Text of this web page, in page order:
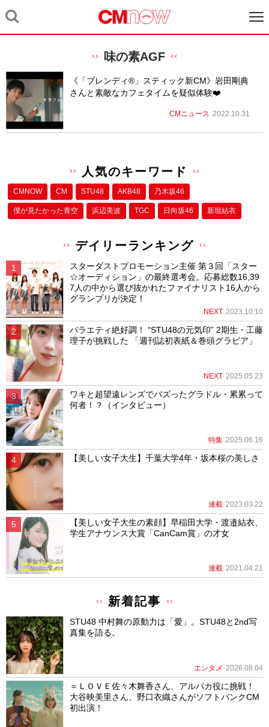
味の素AGF
《「ブレンディ®」スティック新CM》岩田剛典
さんと素敵なカフェタイムを疑似体験❤️
CMニュース 2022.10.31
人気のキーワード
CMNOW CM STU48 AKB48 乃木坂46
僕が⾒たかった⻘空 浜辺美波 TGC 日向坂46 新垣結衣
デイリーランキング
スターダストプロモーション主催 第３回「スター
☆オーディション」の最終選考会。応募総数16,39
7人の中から選び抜かれたファイナリスト16人から
グランプリが決定！
NEXT 2023.10.10
バラエティ絶好調！ “STU48の元気印” 2期生・工藤
理子が挑戦した 「週刊誌初表紙＆巻頭グラビア」
NEXT 2025.05.23
ワキと超望遠レンズでバズったグラドル・累累って
何者！？（インタビュー）
特集 2025.06.16
【美しい女子大生】千葉大学4年・坂本桜の美しさ
連載 2023.03.22
【美しい女子大生の素顔】早稲田大学・渡邉結衣、
学生アナウンス大賞「CanCam賞」の才女
連載 2021.04.21
新着記事
STU48 中村舞の原動力は「愛」。STU48と2nd写
真集を語る。
エンタメ 2026.08.04
＝ＬＯＶＥ佐々木舞香さん、アルパカ役に挑戦！
大谷映美里さん、野口衣織さんがソフトバンクCM
初出演！